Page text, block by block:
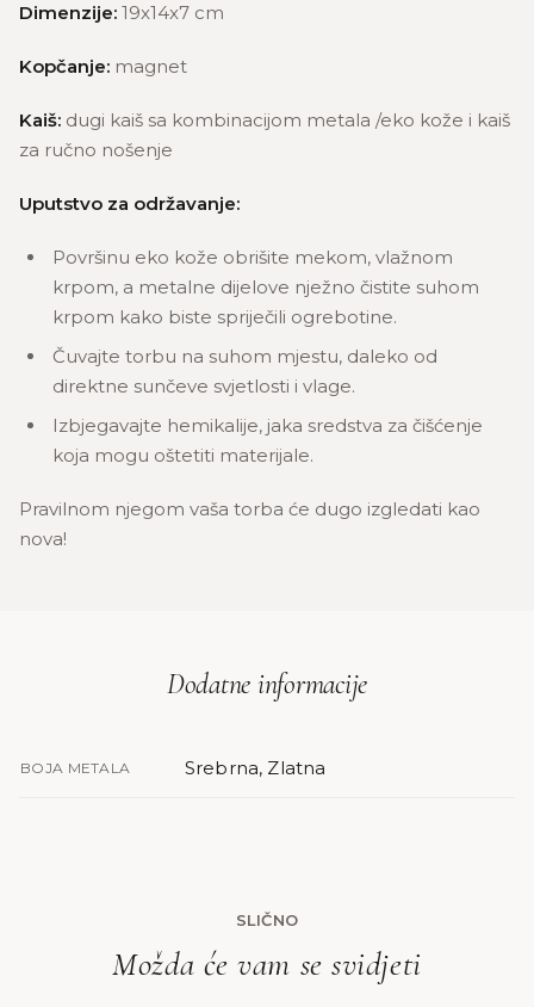
Dimenzije: 19x14x7 cm
Kopčanje: magnet
Kaiš: dugi kaiš sa kombinacijom metala /eko kože i kaiš
za ručno nošenje
Uputstvo za održavanje:
Površinu eko kože obrišite mekom, vlažnom
krpom, a metalne dijelove nježno čistite suhom
krpom kako biste spriječili ogrebotine.
Čuvajte torbu na suhom mjestu, daleko od
direktne sunčeve svjetlosti i vlage.
Izbjegavajte hemikalije, jaka sredstva za čišćenje
koja mogu oštetiti materijale.
Pravilnom njegom vaša torba će dugo izgledati kao
nova!
Dodatne informacije
BOJA METALA Srebrna, Zlatna
SLIČNO
Možda će vam se svidjeti